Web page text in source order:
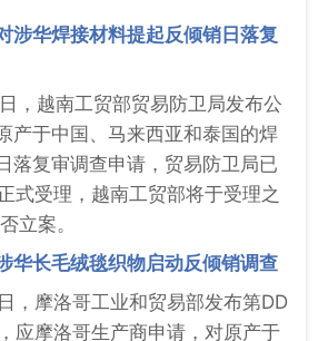
涉华焊接材料提起反倾销日落复
，越南工贸部贸易防卫局发布公
产于中国、马来西亚和泰国的焊
落复审调查申请，贸易防卫局已
式受理，越南工贸部将于受理之
立案。
华长毛绒毯织物启动反倾销调查
，摩洛哥工业和贸易部发布第DD
应摩洛哥生产商申请，对原产于